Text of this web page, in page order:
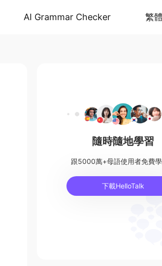
AI Grammar Checker 繁
隨時隨地學習
跟5000萬+母語使用者免費
下載HelloTalk